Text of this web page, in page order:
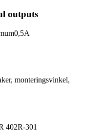
outputs
0,5A
monteringsvinkel,
402R-301